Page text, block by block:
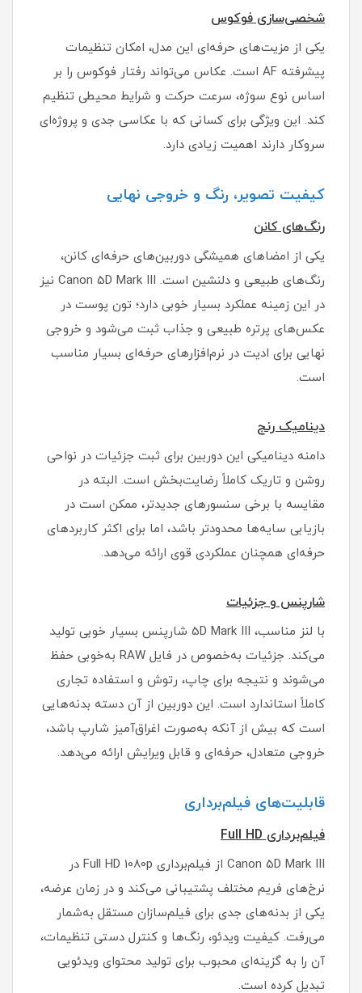
شخصی‌سازی فوکوس
یکی از مزیت‌های حرفه‌ای این مدل، امکان تنظیمات
پیشرفته AF است. عکاس می‌تواند رفتار فوکوس را بر
اساس نوع سوژه، سرعت حرکت و شرایط محیطی تنظیم
کند. این ویژگی برای کسانی که با عکاسی جدی و پروژه‌ای
سروکار دارند اهمیت زیادی دارد.
کیفیت تصویر، رنگ و خروجی نهایی
رنگ‌های کانن
یکی از امضاهای همیشگی دوربین‌های حرفه‌ای کانن،
رنگ‌های طبیعی و دلنشین است. Canon 5D Mark III نیز
در این زمینه عملکرد بسیار خوبی دارد؛ تون پوست در
عکس‌های پرتره طبیعی و جذاب ثبت می‌شود و خروجی
نهایی برای ادیت در نرم‌افزارهای حرفه‌ای بسیار مناسب
است.
دینامیک رنج
دامنه دینامیکی این دوربین برای ثبت جزئیات در نواحی
روشن و تاریک کاملاً رضایت‌بخش است. البته در
مقایسه با برخی سنسورهای جدیدتر، ممکن است در
بازیابی سایه‌ها محدودتر باشد، اما برای اکثر کاربردهای
حرفه‌ای همچنان عملکردی قوی ارائه می‌دهد.
شارپنس و جزئیات
با لنز مناسب، 5D Mark III شارپنس بسیار خوبی تولید
می‌کند. جزئیات به‌خصوص در فایل RAW به‌خوبی حفظ
می‌شوند و نتیجه برای چاپ، رتوش و استفاده تجاری
کاملاً استاندارد است. این دوربین از آن دسته بدنه‌هایی
است که بیش از آنکه به‌صورت اغراق‌آمیز شارپ باشد،
خروجی متعادل، حرفه‌ای و قابل ویرایش ارائه می‌دهد.
قابلیت‌های فیلم‌برداری
فیلم‌برداری Full HD
Canon 5D Mark III از فیلم‌برداری Full HD 1080p در
نرخ‌های فریم مختلف پشتیبانی می‌کند و در زمان عرضه،
یکی از بدنه‌های جدی برای فیلم‌سازان مستقل به‌شمار
می‌رفت. کیفیت ویدئو، رنگ‌ها و کنترل دستی تنظیمات،
آن را به گزینه‌ای محبوب برای تولید محتوای ویدئویی
تبدیل کرده است.